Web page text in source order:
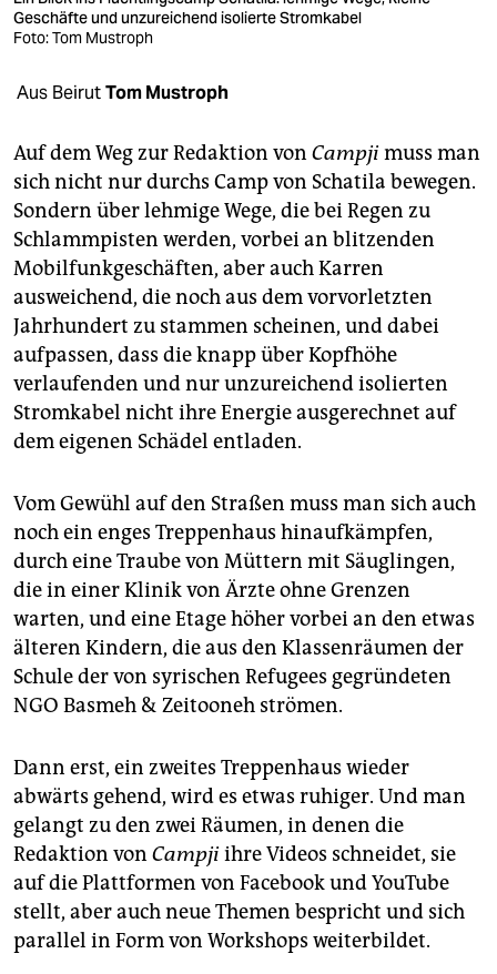
verlag
shop
fragen & hilfe
unterstützen
abo
genossenschaft
epaper login
Geschäfte und unzureichend isolierte Stromkabel
Foto: Tom Mustroph
Aus BeirutTom Mustroph
Auf dem Weg zur Redaktion von Campji muss man
sich nicht nur durchs Camp von Schatila bewegen.
Sondern über lehmige Wege, die bei Regen zu
Schlammpisten werden, vorbei an blitzenden
Mobilfunkgeschäften, aber auch Karren
ausweichend, die noch aus dem vorvorletzten
Jahrhundert zu stammen scheinen, und dabei
aufpassen, dass die knapp über Kopfhöhe
verlaufenden und nur unzureichend isolierten
Stromkabel nicht ihre Energie ausgerechnet auf
dem eigenen Schädel entladen.
Vom Gewühl auf den Straßen muss man sich auch
noch ein enges Treppenhaus hinaufkämpfen,
durch eine Traube von Müttern mit Säuglingen,
die in einer Klinik von Ärzte ohne Grenzen
warten, und eine Etage höher vorbei an den etwas
älteren Kindern, die aus den Klassenräumen der
Schule der von syrischen Refugees gegründeten
NGO Basmeh & Zeitooneh strömen.
Dann erst, ein zweites Treppenhaus wieder
abwärts gehend, wird es etwas ruhiger. Und man
gelangt zu den zwei Räumen, in denen die
Redaktion von Campji ihre Videos schneidet, sie
auf die Plattformen von Facebook und YouTube
stellt, aber auch neue Themen bespricht und sich
parallel in Form von Workshops weiterbildet.